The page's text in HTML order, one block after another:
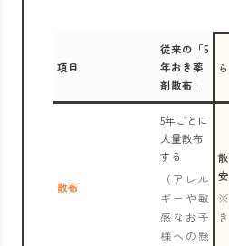
項目
従来の「5
年おき薬
剤散布」
散布
5年ごとに
大量散布
する
（アレル
ギーや敏
感なお子
様への懸
安
※